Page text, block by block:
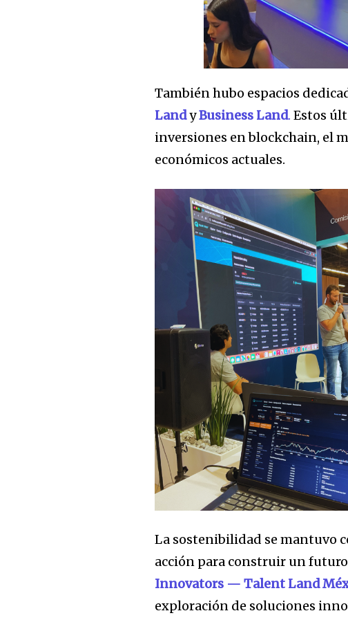
También hubo espacios
LandyBusiness Land. Estos
inversiones en blockchain, el
económicos actuales.
La sostenibilidad se mantuvo
acción para construir un
Innovators — Talent Land
exploración de soluciones